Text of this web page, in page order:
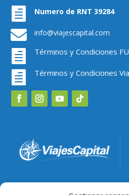
 Numero de RNT 39284
 info@viajescapital.com
 Términos y Condiciones
 Términos y Condiciones